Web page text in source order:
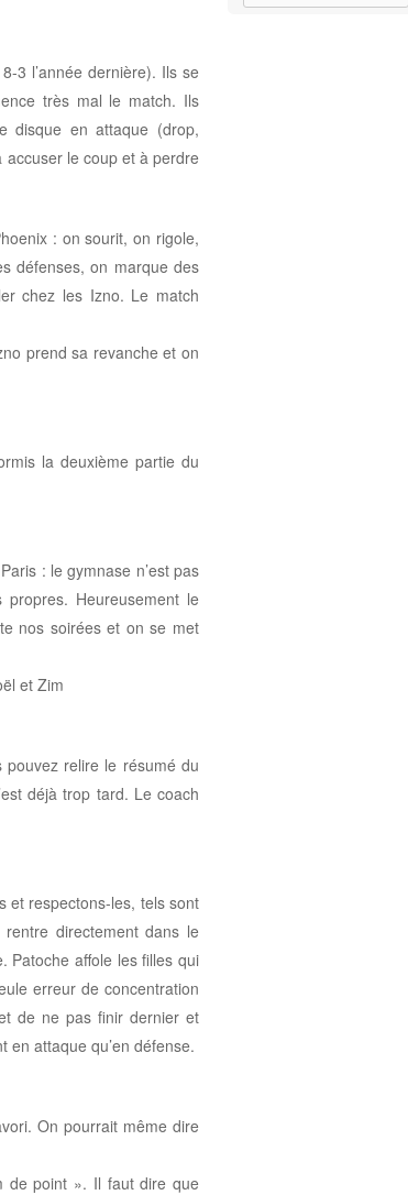
3 l’année dernière). Ils se
très mal le match. Ils
disque en attaque (drop,
le coup et à perdre
: on sourit, on rigole,
défenses, on marque des
chez les Izno. Le match
prend sa revanche et on
la deuxième partie du
: le gymnase n’est pas
Heureusement le
nos soirées et on se met
et Zim
pouvez relire le résumé du
déjà trop tard. Le coach
et respectons-les, tels sont
directement dans le
Patoche affole les filles qui
erreur de concentration
de ne pas finir dernier et
en attaque qu’en défense.
On pourrait même dire
de point ». Il faut dire que